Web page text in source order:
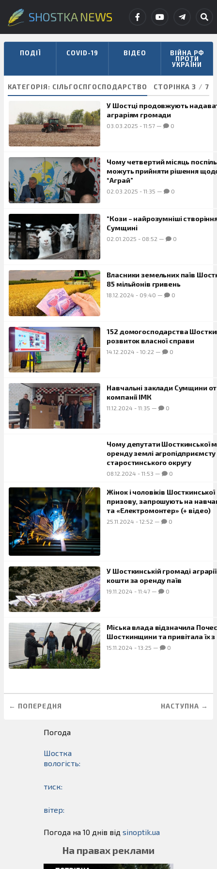
SHOSTKA NEWS
ПОДІЇ COVID-19 ВІДЕО ВІЙНА РФ
ПРОТИ
УКРАЇНИ
КАТЕГОРІЯ: СІЛЬГОСПГОСПОДАРСТВО СТОРІНКА 3 / 7
У Шостці продовжують
аграріям громади
03.03.2025 -11:57 — 0
Чому четвертий місяць
можуть прийняти рішення
“Аграй”
02.03.2025 -11:35 — 0
“Кози – найрозумніші
Сумщині
02.01.2025 - 08:52 — 0
Власники земельних паїв
85 мільйонів гривень
18.12.2024 - 09:40 — 0
152 домогосподарства
розвиток власної справи
14.12.2024 -10:22 — 0
Навчальні заклади Сумщини
компанії ІМК
11.12.2024 -11:35 — 0
Чому депутати Шосткинської
оренду землі агропідприємсту
старостинського округу
08.12.2024 -11:53 — 0
Жінок і чоловіків
призову, запрошують на
та «Електромонтер» (+ відео)
25.11.2024 -12:52 — 0
У Шосткинській громаді
кошти за оренду паїв
19.11.2024 -11:47 — 0
Міська влада відзначила
Шосткинщини та привітала їх
15.11.2024 -13:25 — 0
← ПОПЕРЕДНЯ НАСТУПНА →
Погода
Шостка
вологість:
тиск:
вітер:
Погода на 10 днів від sinoptik.ua
На правах реклами